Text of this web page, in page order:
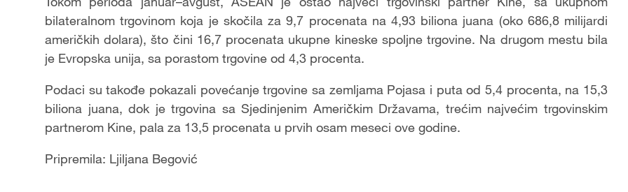
bilateralnom trgovinom koja je skočila za 9,7 procenata na 4,93 biliona juana (oko 686,8 milijardi
američkih dolara), što čini 16,7 procenata ukupne kineske spoljne trgovine. Na drugom mestu bila
je Evropska unija, sa porastom trgovine od 4,3 procenta.
Podaci su takođe pokazali povećanje trgovine sa zemljama Pojasa i puta od 5,4 procenta, na 15,3
biliona juana, dok je trgovina sa Sjedinjenim Američkim Državama, trećim najvećim trgovinskim
partnerom Kine, pala za 13,5 procenata u prvih osam meseci ove godine.
Pripremila: Ljiljana Begović